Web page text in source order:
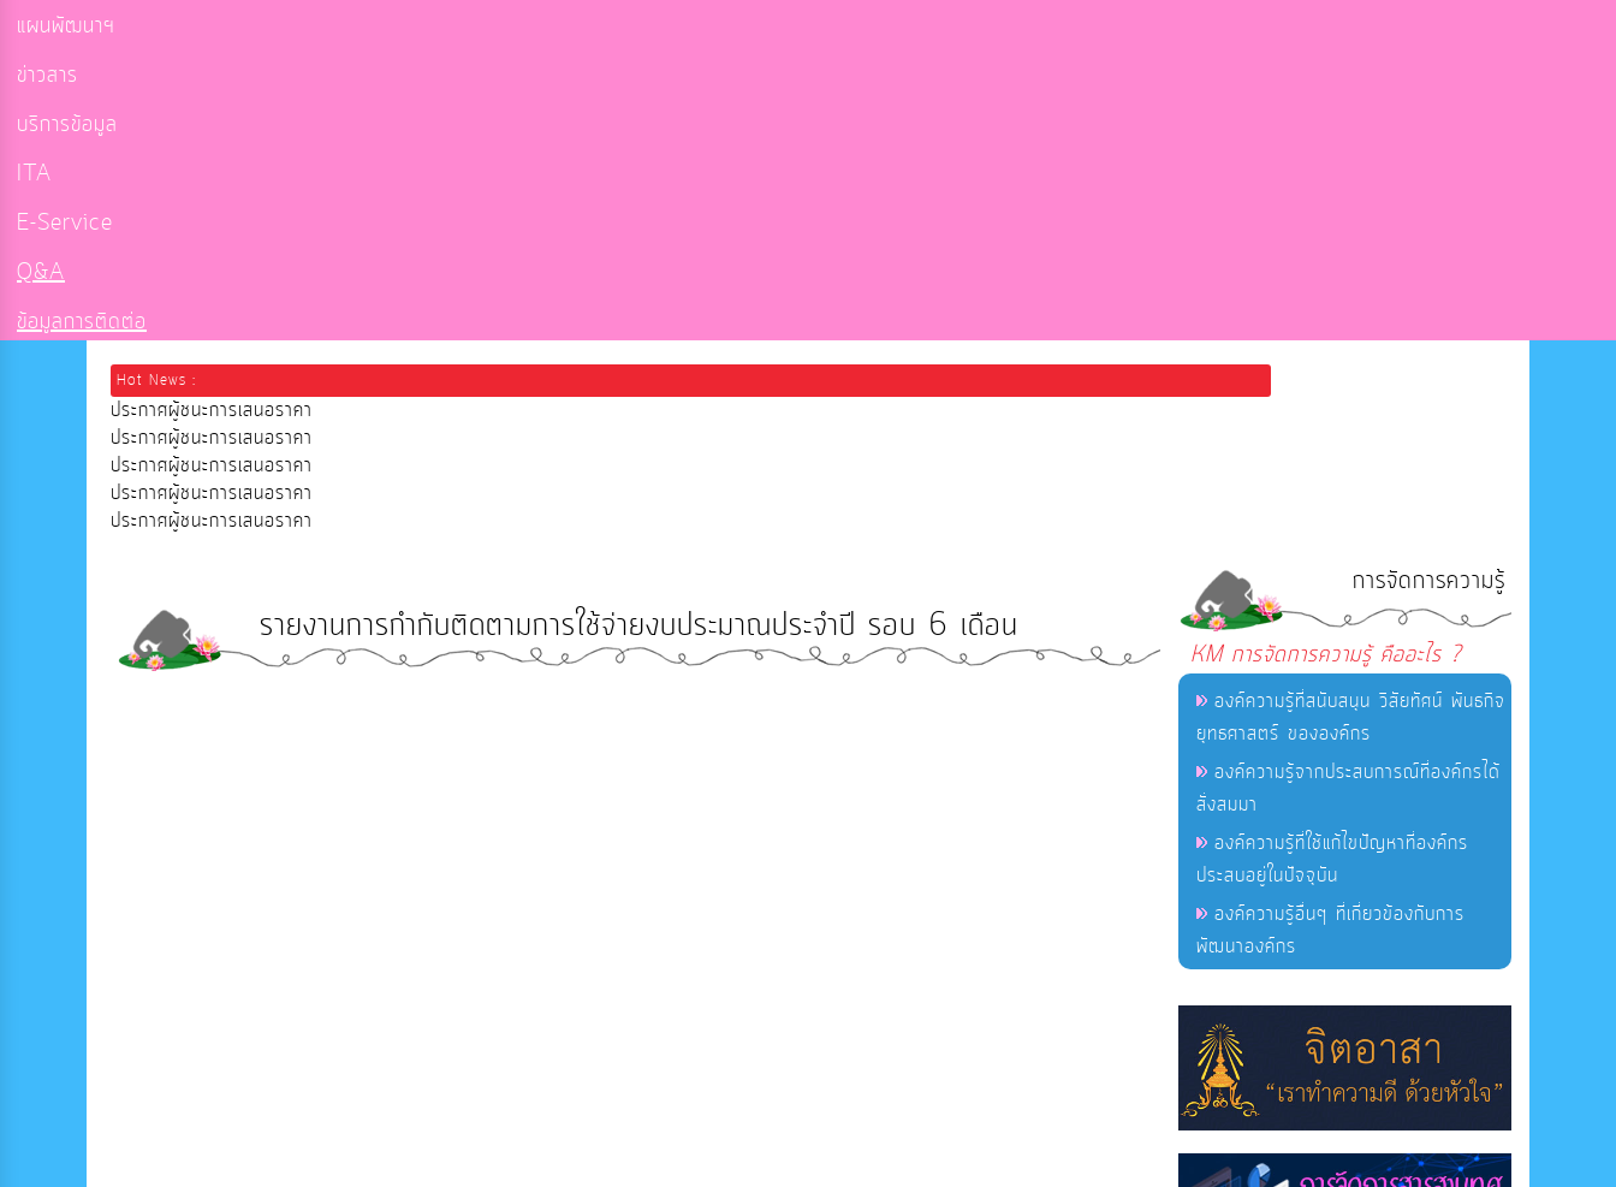
แผนพัฒนาฯ
ข่าวสาร
บริการข้อมูล
ITA
E-Service
Q&A
ข้อมูลการติดต่อ
Hot News :
ประกาศผู้ชนะการเสนอราคา
ประกาศผู้ชนะการเสนอราคา
ประกาศผู้ชนะการเสนอราคา
ประกาศผู้ชนะการเสนอราคา
ประกาศผู้ชนะการเสนอราคา
รายงานการกำกับติดตามการใช้จ่ายงบประมาณประจำปี รอบ 6 เดือน
การจัดการความรู้
KM การจัดการความรู้ คืออะไร ?
องค์ความรู้ที่สนับสนุน วิสัยทัศน์ พันธกิจ
ยุทธศาสตร์ ขององค์กร
องค์ความรู้จากประสบการณ์ที่องค์กรได้
สั่งสมมา
องค์ความรู้ที่ใช้แก้ไขปัญหาที่องค์กร
ประสบอยู่ในปัจจุบัน
องค์ความรู้อื่นๆ ที่เกี่ยวข้องกับการ
พัฒนาองค์กร